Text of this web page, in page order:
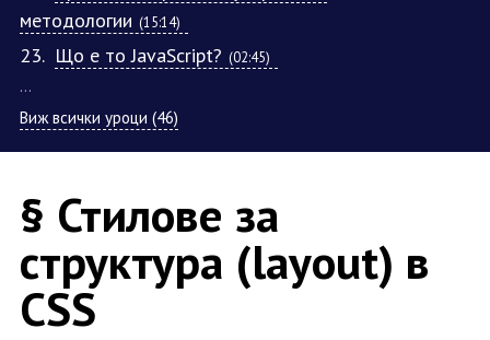
методологии (15:14)
23. Що е то JavaScript? (02:45)
…
Виж всички уроци (46)
§ Стилове за
структура (layout) в
CSS